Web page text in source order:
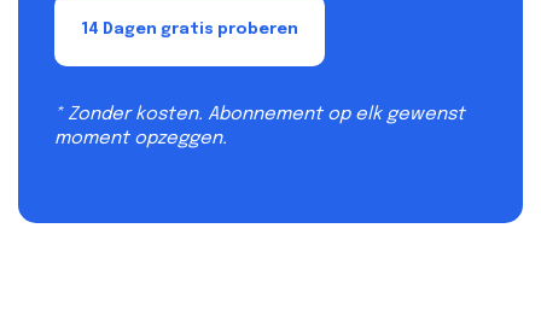
14 Dagen gratis proberen
* Zonder kosten. Abonnement op elk gewenst
moment opzeggen.